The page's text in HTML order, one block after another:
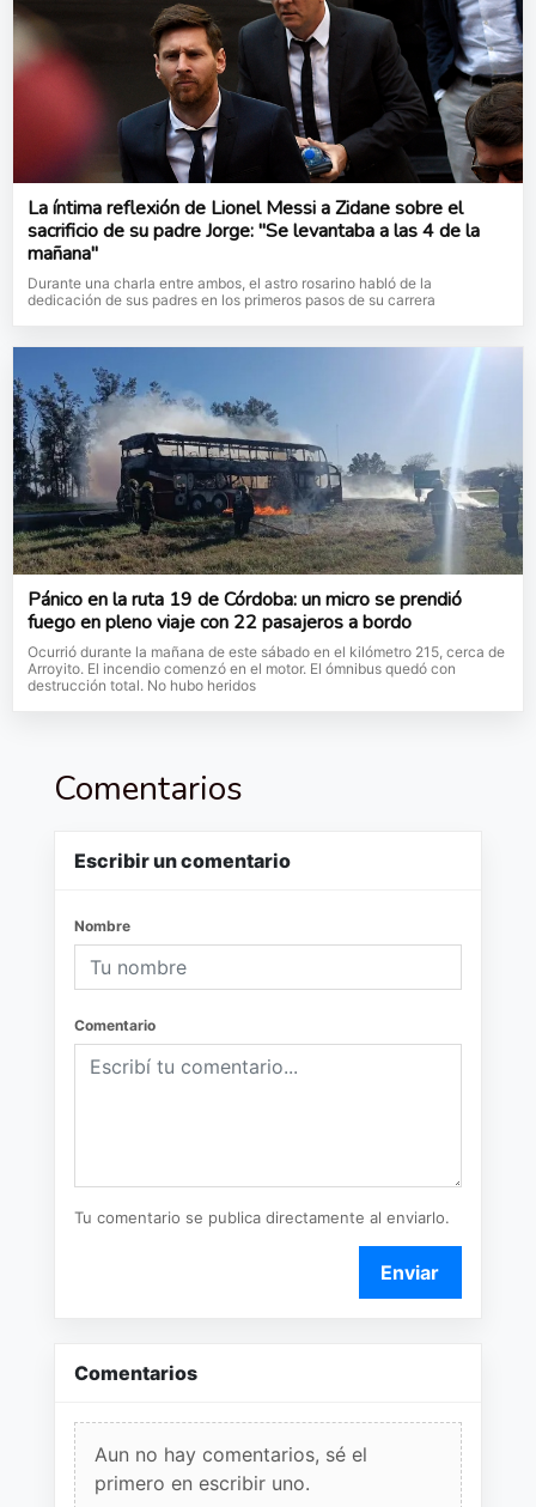
La íntima reflexión de Lionel Messi a Zidane sobre el
sacrificio de su padre Jorge: "Se levantaba a las 4 de la
mañana"
Durante una charla entre ambos, el astro rosarino habló de la
dedicación de sus padres en los primeros pasos de su carrera
Pánico en la ruta 19 de Córdoba: un micro se prendió
fuego en pleno viaje con 22 pasajeros a bordo
Ocurrió durante la mañana de este sábado en el kilómetro 215, cerca de
Arroyito. El incendio comenzó en el motor. El ómnibus quedó con
destrucción total. No hubo heridos
Comentarios
Escribir un comentario
Nombre
Comentario
Tu comentario se publica directamente al enviarlo.
Enviar
Comentarios
Aun no hay comentarios, sé el
primero en escribir uno.